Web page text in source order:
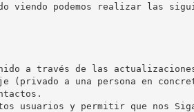
viendo podemos realizar las
a través de las
(privado a una persona en
usuarios y permitir que nos